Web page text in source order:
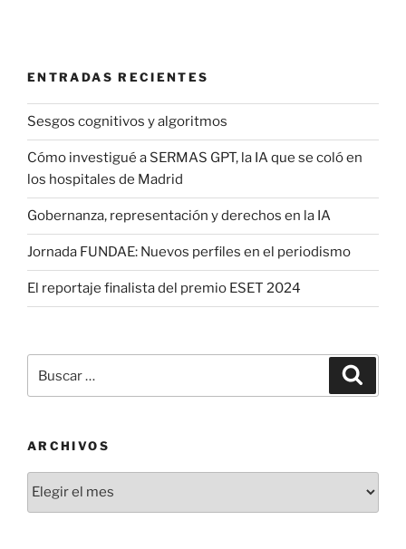
ENTRADAS RECIENTES
Sesgos cognitivos y algoritmos
Cómo investigué a SERMAS GPT, la IA que se coló en
los hospitales de Madrid
Gobernanza, representación y derechos en la IA
Jornada FUNDAE: Nuevos perfiles en el periodismo
El reportaje finalista del premio ESET 2024
por:
ARCHIVOS